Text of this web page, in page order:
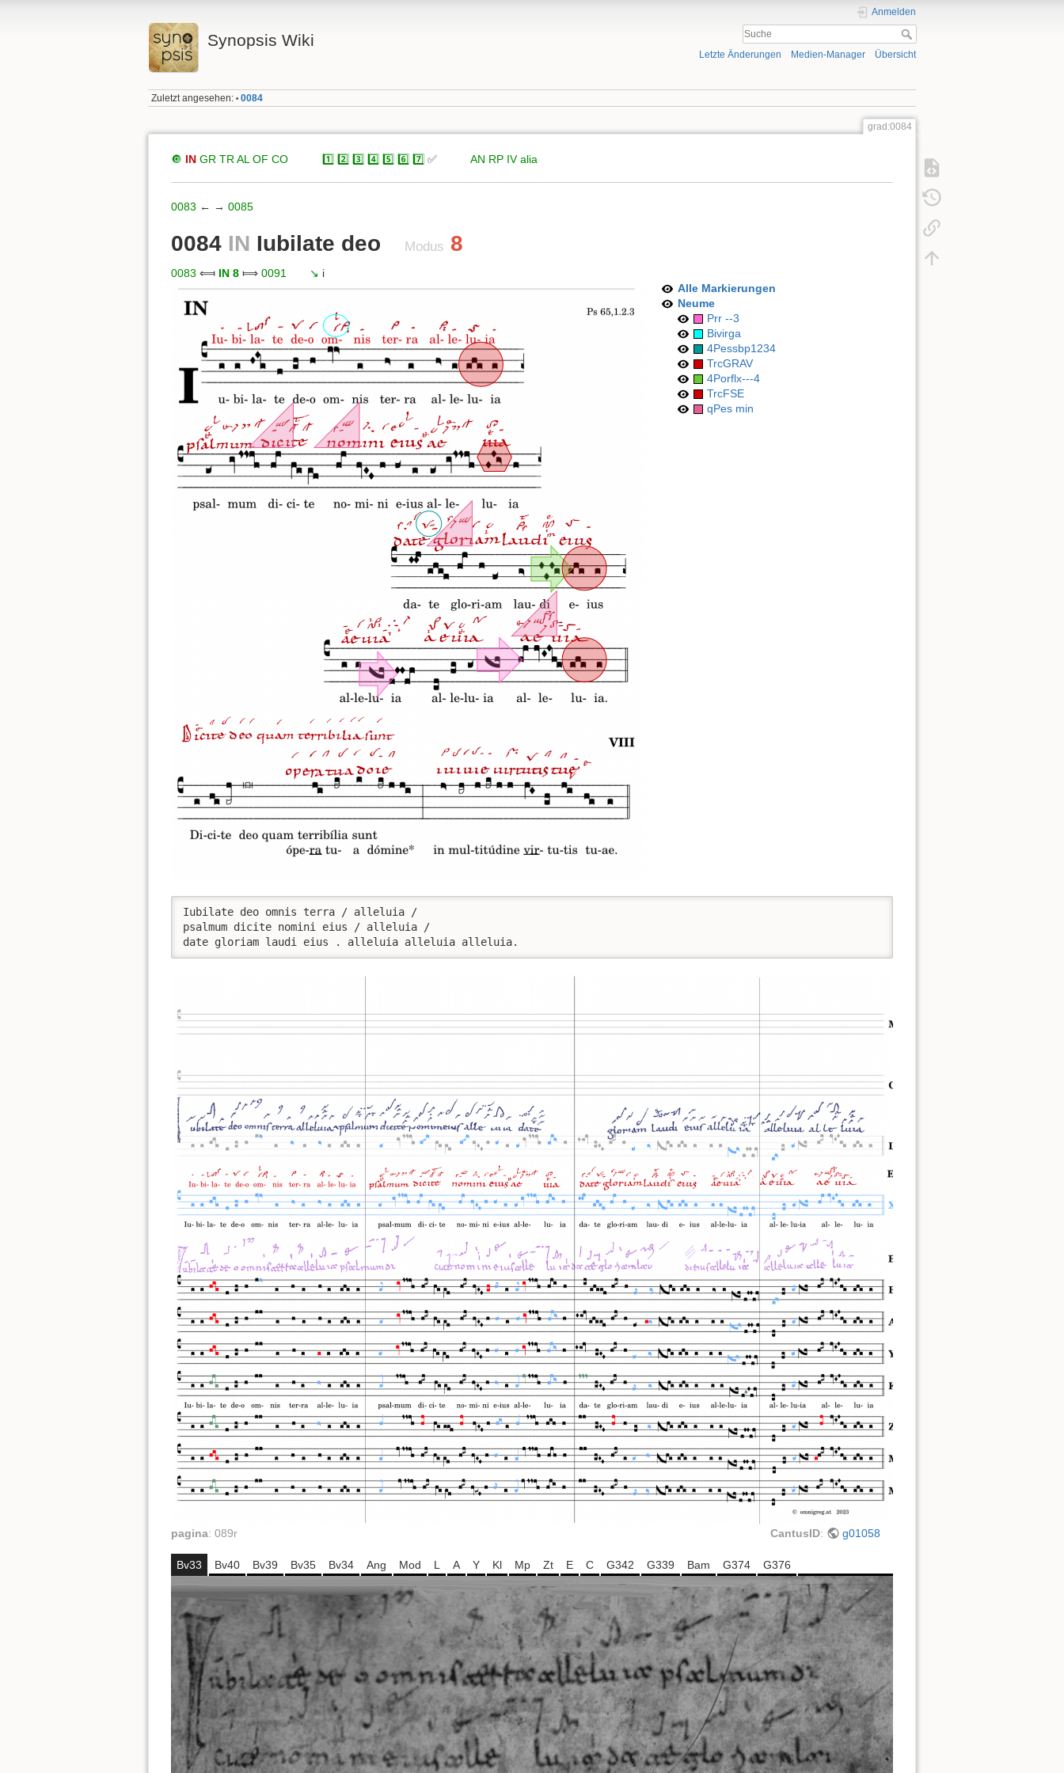
Synopsis Wiki
Anmelden
Letzte Änderungen Medien-Manager Übersicht
Zuletzt angesehen: • 0084
grad:0084
🔘 IN GR TR AL OF CO 1️⃣ 2️⃣ 3️⃣ 4️⃣ 5️⃣ 6️⃣ 7️⃣ ✅ AN RP IV alia
0083 ← → 0085
0084 IN Iubilate deo Modus 8
0083 ⟽ IN 8 ⟾ 0091 ↘️ i
Alle Markierungen
Neume
Prr --3
Bivirga
4Pessbp1234
TrcGRAV
4Porflx---4
TrcFSE
qPes min
Iubilate deo omnis terra / alleluia /
psalmum dicite nomini eius / alleluia /
date gloriam laudi eius . alleluia alleluia alleluia.
pagina: 089r CantusID: g01058
Bv33 Bv40 Bv39 Bv35 Bv34 Ang Mod L A Y Kl Mp Zt E C G342 G339 Bam G374 G376